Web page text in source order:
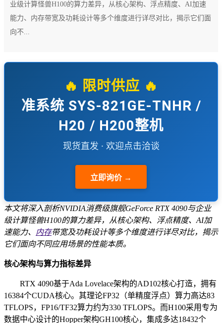
业级计算怪兽H100的算力差异，从核心架构、浮点精度、AI加速
能力、内存带宽及功耗设计等多个维度进行详尽对比，揭示它们面
向不...
🔥 限时供应 🔥
准系统 SYS-821GE-TNHR /
H20 / H200整机
现货直发 · 欢迎点击洽谈
立即询价 →
本文将深入剖析NVIDIA消费级旗舰GeForce RTX 4090与企业
级计算怪兽H100的算力差异，从核心架构、浮点精度、AI加
速能力、
内存带宽及功耗设计等多个维度进行详尽对比，揭示
它们面向不同应用场景的性能本质。
核心架构与算力指标差异
RTX 4090基于Ada Lovelace架构的AD102核心打造，拥有
16384个CUDA核心。其理论FP32（单精度浮点）算力高达83
TFLOPS，FP16/TF32算力约为330 TFLOPS。而H100采用专为
数据中心设计的Hopper架构GH100核心，集成多达18432个